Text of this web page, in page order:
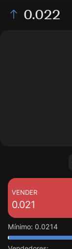
0.022
VENDER
0.021
Mínimo: 0.0214